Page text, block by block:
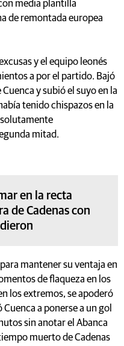
media plantilla
de remontada europea
y el equipo leonés
a por el partido. Bajó
y subió el suyo en la
tenido chispazos en la
mitad.
en la recta
de Cadenas con
mantener su ventaja en
de flaqueza en los
los extremos, se apoderó
a ponerse a un gol
sin anotar el Abanca
muerto de Cadenas